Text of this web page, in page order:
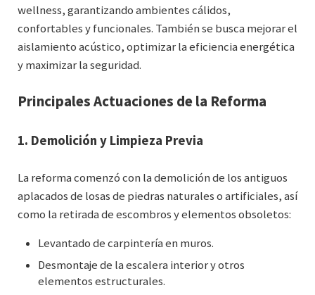
wellness, garantizando ambientes cálidos,
confortables y funcionales. También se busca mejorar el
aislamiento acústico, optimizar la eficiencia energética
y maximizar la seguridad.
Principales Actuaciones de la Reforma
1. Demolición y Limpieza Previa
La reforma comenzó con la demolición de los antiguos
aplacados de losas de piedras naturales o artificiales, así
como la retirada de escombros y elementos obsoletos:
Levantado de carpintería en muros.
Desmontaje de la escalera interior y otros
elementos estructurales.